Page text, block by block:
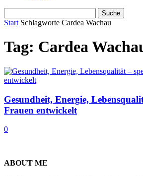
Start Schlagworte Cardea Wachau
Tag: Cardea
Gesundheit, Energie,
Frauen entwickelt
0
ABOUT ME